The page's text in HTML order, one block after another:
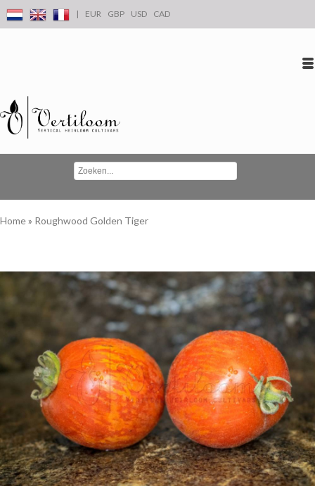
| EUR GBP USD CAD
Home» Roughwood Golden Tiger